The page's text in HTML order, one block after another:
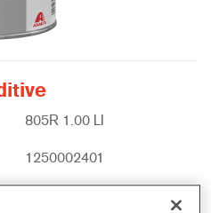
805R 1.00 LI
1250002401